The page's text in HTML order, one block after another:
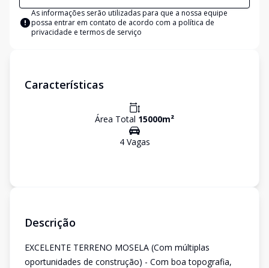
As informações serão utilizadas para que a nossa equipe
possa entrar em contato de acordo com a política de
privacidade e termos de serviço
Características
Área Total 15000m²
4Vagas
Descrição
EXCELENTE TERRENO MOSELA (Com múltiplas
oportunidades de construção) - Com boa topografia,